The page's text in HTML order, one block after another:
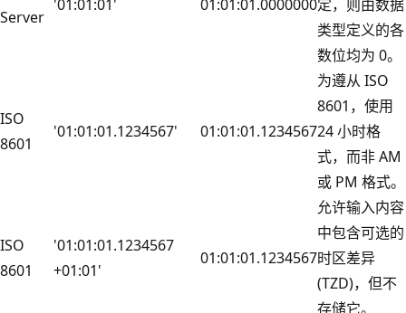
Server
'01:01:01' 01:01:01.0000000定，则由数据
类型定义的各
数位均为 0。
ISO
8601
'01:01:01.1234567' 01:01:01.1234567
为遵从 ISO
8601，使用
24 小时格
式，而非 AM
或 PM 格式。
ISO
8601
'01:01:01.1234567
+01:01'
01:01:01.1234567
允许输入内容
中包含可选的
时区差异
(TZD)，但不
存储它。